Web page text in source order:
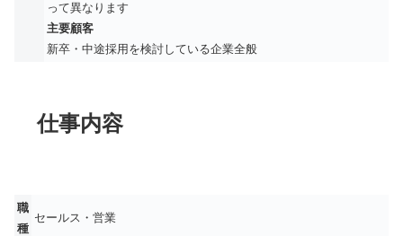
って異なります
主要顧客
新卒・中途採用を検討している企業全般
仕事内容
職
種
セールス・営業